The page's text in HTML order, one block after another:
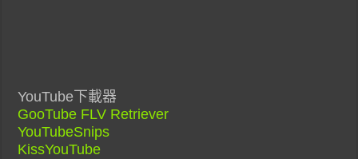
YouTube下載器
GooTube FLV Retriever
YouTubeSnips
KissYouTube